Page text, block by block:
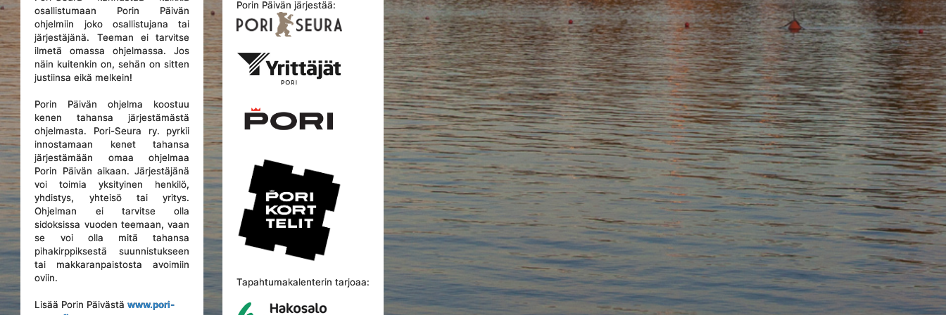
osallistumaan Porin Päivän
ohjelmiin joko osallistujana tai
järjestäjänä. Teeman ei tarvitse
ilmetä omassa ohjelmassa. Jos
näin kuitenkin on, sehän on sitten
justiinsa eikä melkein!
Porin Päivän ohjelma koostuu
kenen tahansa järjestämästä
ohjelmasta. Pori-Seura ry. pyrkii
innostamaan kenet tahansa
järjestämään omaa ohjelmaa
Porin Päivän aikaan. Järjestäjänä
voi toimia yksityinen henkilö,
yhdistys, yhteisö tai yritys.
Ohjelman ei tarvitse olla
sidoksissa vuoden teemaan, vaan
se voi olla mitä tahansa
pihakirppiksestä suunnistukseen
tai makkaranpaistosta avoimiin
oviin.
Lisää Porin Päivästäwww.pori-
Porin Päivän järjestää:
Tapahtumakalenterin tarjoaa: